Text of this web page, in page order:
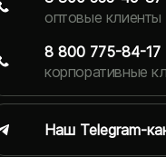
оптовые клиенты
8 800 775-84-17
корпоративные
Наш Telegram-